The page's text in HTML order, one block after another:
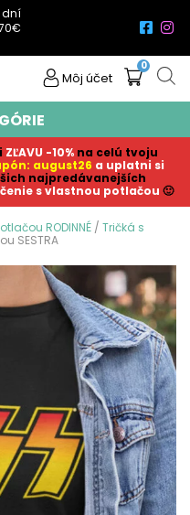
dní
Môj účet
0
ZĽAVU -10% na celú tvoju
august26 a uplatni si
najpredávanejších
s vlastnou potlačou 🙂
RODINNÉ / Tričká s
SESTRA